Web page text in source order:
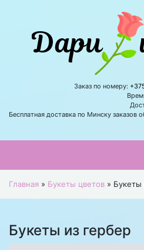
Заказ по номеру:
Бесплатная доставка по Минску
Главная » Букеты цветов » Букеты
Букеты из гербер